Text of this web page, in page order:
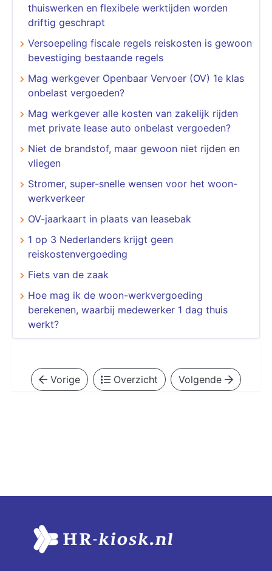
thuiswerken en flexibele werktijden worden
driftig geschrapt
Versoepeling fiscale regels reiskosten is gewoon
bevestiging bestaande regels
Mag werkgever Openbaar Vervoer (OV) 1e klas
onbelast vergoeden?
Mag werkgever alle kosten van zakelijk rijden
met private lease auto onbelast vergoeden?
Niet de brandstof, maar gewoon niet rijden en
vliegen
Stromer, super-snelle wensen voor het woon-
werkverkeer
OV-jaarkaart in plaats van leasebak
1 op 3 Nederlanders krijgt geen
reiskostenvergoeding
Fiets van de zaak
Hoe mag ik de woon-werkvergoeding
berekenen, waarbij medewerker 1 dag thuis
werkt?
Vorige Overzicht Volgende